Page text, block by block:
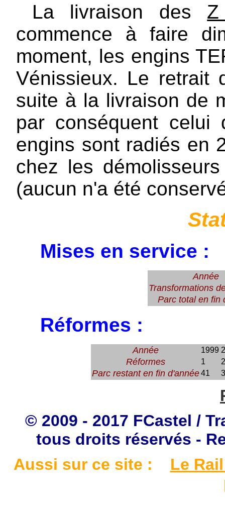
La livraison des
commence à faire
moment, les engins
Vénissieux. Le retrait
suite à la livraison de
par conséquent celui
engins sont radiés en
chez les
(aucun n'a été
Mises en service :
Année
Transformations
Parc total en fin
Réformes :
Année 1999
Réformes 1 2
Parc restant en fin d'année41
© 2009 - 2017 FCastel /
tous droits réservés -
Aussi sur ce site :
Le